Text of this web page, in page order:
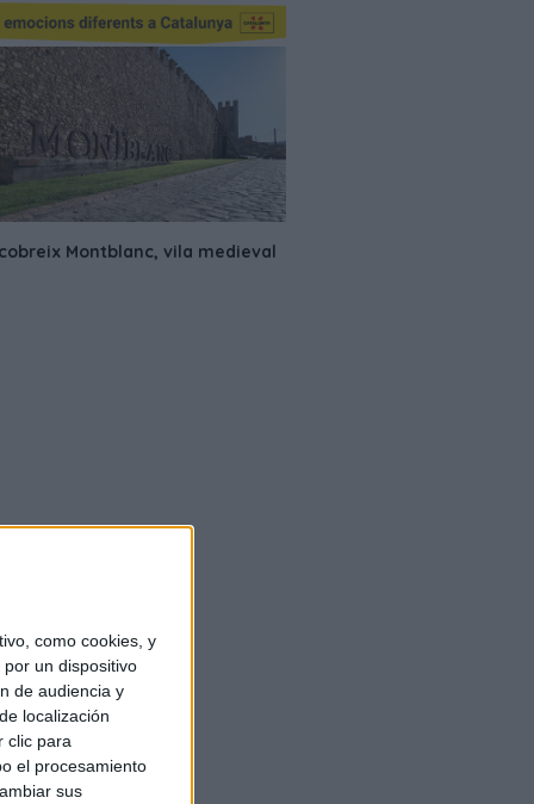
como cookies, y
un dispositivo
de audiencia y
localización
clic para
el procesamiento
sus